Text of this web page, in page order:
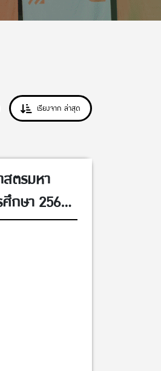
เรียงจาก ล่าสุด
ตรมหา
กษา 2569